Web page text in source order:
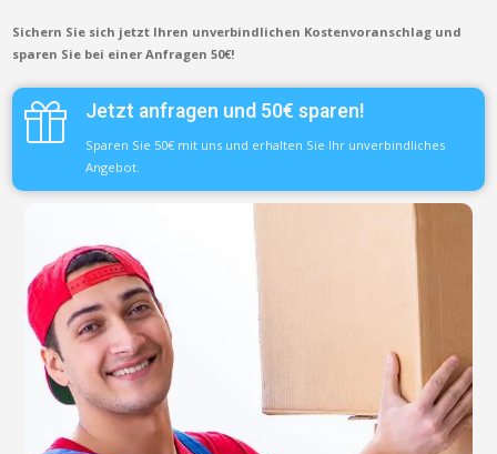
Sichern Sie sich jetzt Ihren unverbindlichen Kostenvoranschlag und
sparen Sie bei einer Anfragen 50€!
Jetzt anfragen und 50€ sparen!
Sparen Sie 50€ mit uns und erhalten Sie Ihr unverbindliches
Angebot.